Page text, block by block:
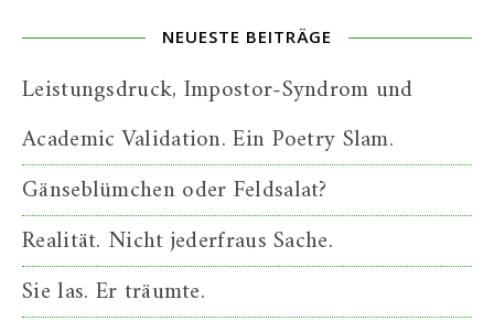
NEUESTE BEITRÄGE
Leistungsdruck, Impostor-Syndrom und
Academic Validation. Ein Poetry Slam.
Gänseblümchen oder Feldsalat?
Realität. Nicht jederfraus Sache.
Sie las. Er träumte.